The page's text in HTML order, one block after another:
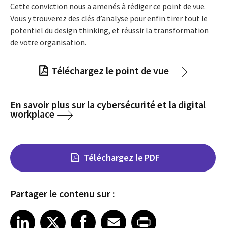
Cette conviction nous a amenés à rédiger ce point de vue.
Vous y trouverez des clés d’analyse pour enfin tirer tout le
potentiel du design thinking, et réussir la transformation
de votre organisation.
Téléchargez le point de vue
En savoir plus sur la cybersécurité et la digital
workplace
Téléchargez le PDF
Partager le contenu sur :
Share on LinkedIn
LinkedIn
Share on X Share on FacebookFacebook
Share on EmailEmailShare on Print